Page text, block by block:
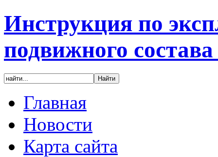
Инструкция по
подвижного
Главная
Новости
Карта сайта